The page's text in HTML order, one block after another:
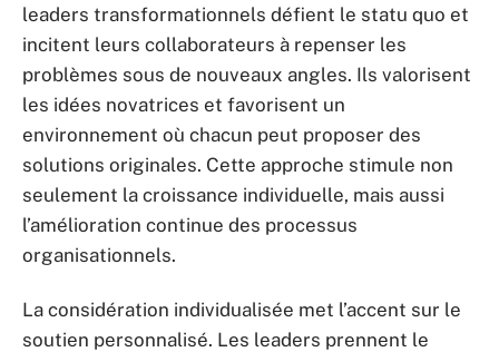
leaders transformationnels défient le statu quo et
incitent leurs collaborateurs à repenser les
problèmes sous de nouveaux angles. Ils valorisent
les idées novatrices et favorisent un
environnement où chacun peut proposer des
solutions originales. Cette approche stimule non
seulement la croissance individuelle, mais aussi
l’amélioration continue des processus
organisationnels.
La considération individualisée met l’accent sur le
soutien personnalisé. Les leaders prennent le